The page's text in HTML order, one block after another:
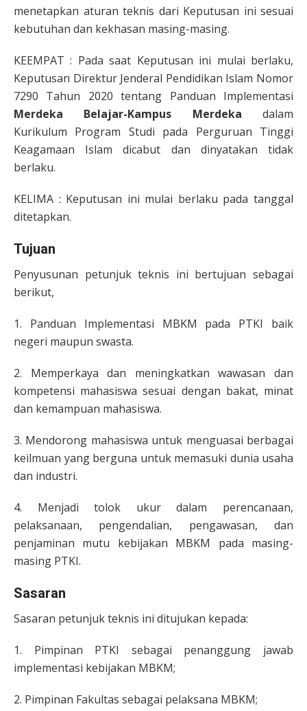
menetapkan aturan teknis dari Keputusan ini sesuai
kebutuhan dan kekhasan masing-masing.
KEEMPAT : Pada saat Keputusan ini mulai berlaku,
Keputusan Direktur Jenderal Pendidikan Islam Nomor
7290 Tahun 2020 tentang Panduan Implementasi
Merdeka Belajar-Kampus Merdeka dalam
Kurikulum Program Studi pada Perguruan Tinggi
Keagamaan Islam dicabut dan dinyatakan tidak
berlaku.
KELIMA : Keputusan ini mulai berlaku pada tanggal
ditetapkan.
Tujuan
Penyusunan petunjuk teknis ini bertujuan sebagai
berikut,
1. Panduan Implementasi MBKM pada PTKI baik
negeri maupun swasta.
2. Memperkaya dan meningkatkan wawasan dan
kompetensi mahasiswa sesuai dengan bakat, minat
dan kemampuan mahasiswa.
3. Mendorong mahasiswa untuk menguasai berbagai
keilmuan yang berguna untuk memasuki dunia usaha
dan industri.
4. Menjadi tolok ukur dalam perencanaan,
pelaksanaan, pengendalian, pengawasan, dan
penjaminan mutu kebijakan MBKM pada masing-
masing PTKI.
Sasaran
Sasaran petunjuk teknis ini ditujukan kepada:
1. Pimpinan PTKI sebagai penanggung jawab
implementasi kebijakan MBKM;
2. Pimpinan Fakultas sebagai pelaksana MBKM;